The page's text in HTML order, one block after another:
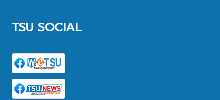
TSU SOCIAL